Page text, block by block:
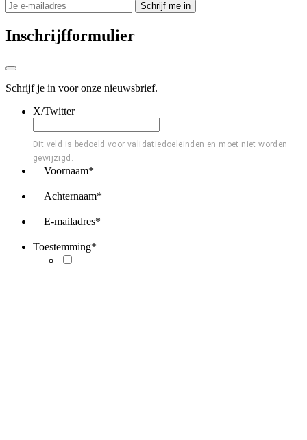
Schrijf me in
Inschrijfformulier
Schrijf je in voor onze nieuwsbrief.
X/Twitter
Dit veld is bedoeld voor validatiedoeleinden en moet niet worden
gewijzigd.
Voornaam*
Achternaam*
E-mailadres*
Toestemming*